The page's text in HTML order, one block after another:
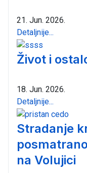
21. Jun. 2026.
Detaljnije...
Život i
18. Jun. 2026.
Detaljnije...
Stradanje
na Volujici